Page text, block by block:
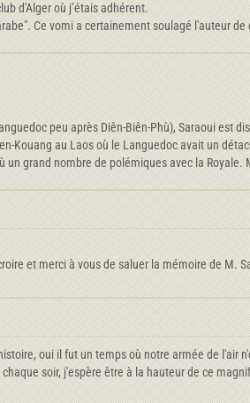
d'Alger où j’étais adhérent.
Ce vomi a certainement soulagé l'auteur de
peu après Diên-Biên-Phù), Saraoui est
Kouang au Laos où le Languedoc avait un
un grand nombre de polémiques avec la
et merci à vous de saluer la mémoire de M.
oui il fut un temps où notre armée de l'air
soir, j'espère être à la hauteur de ce